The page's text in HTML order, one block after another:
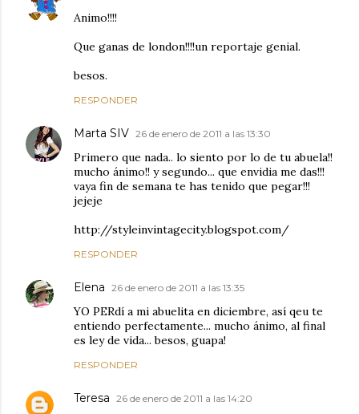
Animo!!!!
Que ganas de london!!!!un reportaje genial.
besos.
RESPONDER
Marta SIV 26 de enero de 2011 a las 13:30
Primero que nada.. lo siento por lo de tu abuela!!
mucho ánimo!! y segundo... que envidia me das!!!
vaya fin de semana te has tenido que pegar!!!
jejeje
http://styleinvintagecity.blogspot.com/
RESPONDER
Elena 26 de enero de 2011 a las 13:35
YO PERdí a mi abuelita en diciembre, así qeu te
entiendo perfectamente... mucho ánimo, al final
es ley de vida... besos, guapa!
RESPONDER
Teresa 26 de enero de 2011 a las 14:20